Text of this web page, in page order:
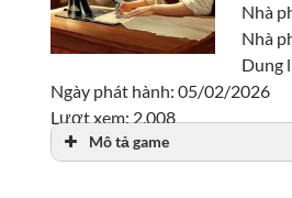
Nhà
Nhà
Dung
Ngày phát hành: 05/02/2026
Lượt xem: 2,008
Mô tả game